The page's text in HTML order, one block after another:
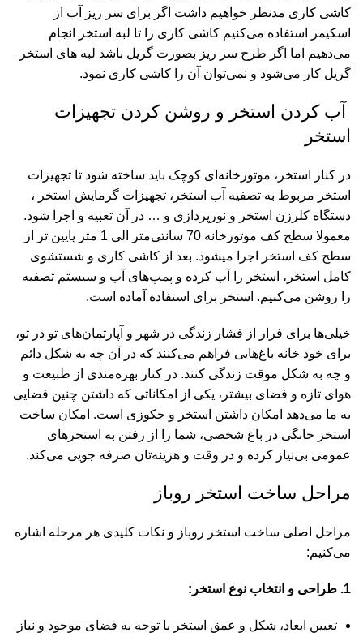
کاشی کاری مدنظر خواهیم داشت اگر برای سر ریز آب از
اسکیمر استفاده می‌کنیم کاشی کاری را تا لبه استخر انجام
می‌دهیم اما اگر طرح سر ریز بصورت گریل باشد لبه های استخر
گریل کار می‌شود و نمی‌توان آن را کاشی کاری نمود.
آب کردن استخر و روشن کردن تجهیزات
استخر
در کنار استخر، موتورخانه‌ای کوچک باید ساخته شود تا تجهیزات
استخر مربوط به تصفیه آب استخر، تجهیزات گرمایش استخر ،
دستگاه کلرزن استخر و نورپردازی و … در آن تعبیه و اجرا شود.
معمولا سطح کف موتورخانه 70 سانتی‌متر الی 1 متر پایین تر از
سطح کف استخر اجرا میشود. بعد از کاشی کاری و شستشوی
کامل استخر، استخر را آب کرده و پمپ‌های آب و سیستم تصفیه
را روشن می‌کنیم. استخر برای استفاده آماده است.
خیلی‌ها برای فرار از فشار زندگی در شهر و آپارتمان‌های تو در تو،
برای خود خانه باغ‌هایی فراهم می‌کنند که در آن چه به شکل دائم
و چه به شکل موقت زندگی کنند. در کنار بهره‌مندی از طبیعت و
هوای تازه و فضای بیشتر، یکی از امکاناتی که داشتن چنین فضایی
به ما می‌دهد امکان داشتن استخر و جکوزی است. امکان ساخت
استخر خانگی در باغ شخصی، شما را از رفتن به استخرهای
عمومی بی‌نیاز کرده و در وقت و هزینه‌تان صرفه جویی می‌کند.
مراحل ساخت استخر روباز
مراحل اصلی ساخت استخر روباز و نکات کلیدی هر مرحله اشاره
می‌کنیم:
1. طراحی و انتخاب نوع استخر:
تعیین ابعاد، شکل و عمق استخر با توجه به فضای موجود و نیاز